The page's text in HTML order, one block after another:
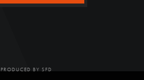
PRODUCED BY SFD